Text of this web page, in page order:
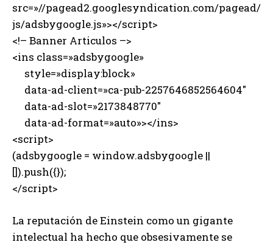
src=»//pagead2.googlesyndication.com/pagead/
js/adsbygoogle.js»></script>
<!– Banner Articulos –>
<ins class=»adsbygoogle»
style=»display:block»
data-ad-client=»ca-pub-2257646852564604″
data-ad-slot=»2173848770″
data-ad-format=»auto»></ins>
<script>
(adsbygoogle = window.adsbygoogle ||
[]).push({});
</script>
La reputación de Einstein como un gigante
intelectual ha hecho que obsesivamente se